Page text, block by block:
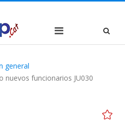
general
nuevos funcionarios JU030